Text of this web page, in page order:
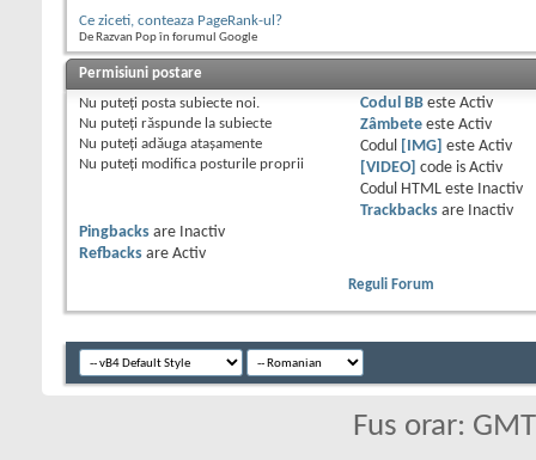
Ce ziceti, conteaza PageRank-ul?
De Razvan Pop în forumul Google
Permisiuni postare
Nu puteţi posta subiecte noi.
Nu puteţi răspunde la subiecte
Nu puteţi adăuga ataşamente
Nu puteţi modifica posturile proprii
Codul BBeste Activ
Zâmbeteeste Activ
Codul
[IMG] este Activ
[VIDEO] code is Activ
Codul HTML este
Inactiv
Trackbacksare
Inactiv
Pingbacks are
Inactiv
Refbacks are Activ
Reguli Forum
Fus orar: